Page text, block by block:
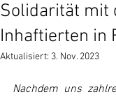
Solidarität mit
Inhaftierten in
Aktualisiert: 3. Nov. 2023
Nachdem uns